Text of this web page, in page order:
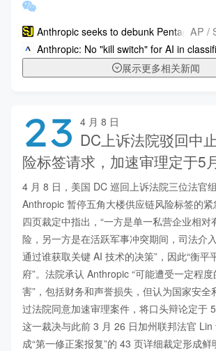
Anthropic seeks to debunk Pentagon's
AP /
Anthropic: No "kill switch" for AI in
展示更多相关新闻
23 4 月 8 日
DC上诉法院驳回中
险标签请求，加速审理定于5
4 月 8 日，美国 DC 巡回上诉法院三位法官
Anthropic 暂停五角大楼供应链风险标签的
四页裁定中指出，“一方是单一私营企业相对
险，另一方是在活跃军事冲突期间，司法介
通过谁获取关键 AI 技术的决策”，因此“衡平
府”。法院承认 Anthropic “可能遭受一定程
害”，包括财务和声誉损失，但认为国家安全
过法院同意加速审理案件，将口头辩论定于 5
这一裁决与此前 3 月 26 日加州联邦法官 Lin
成“第一修正案报复”的 43 页详细裁定形成鲜